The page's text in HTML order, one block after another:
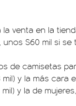
venta en la
unos $60 mil si
de camisetas
y la más cara
y la de mujeres,